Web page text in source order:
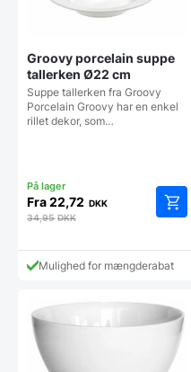
Groovy porcelain suppe
tallerken Ø22 cm
Suppe tallerken fra Groovy
Porcelain Groovy har en enkel
rillet dekor, som…
Fra22,72 DKK
34,95DKK
Mulighed for mængderabat